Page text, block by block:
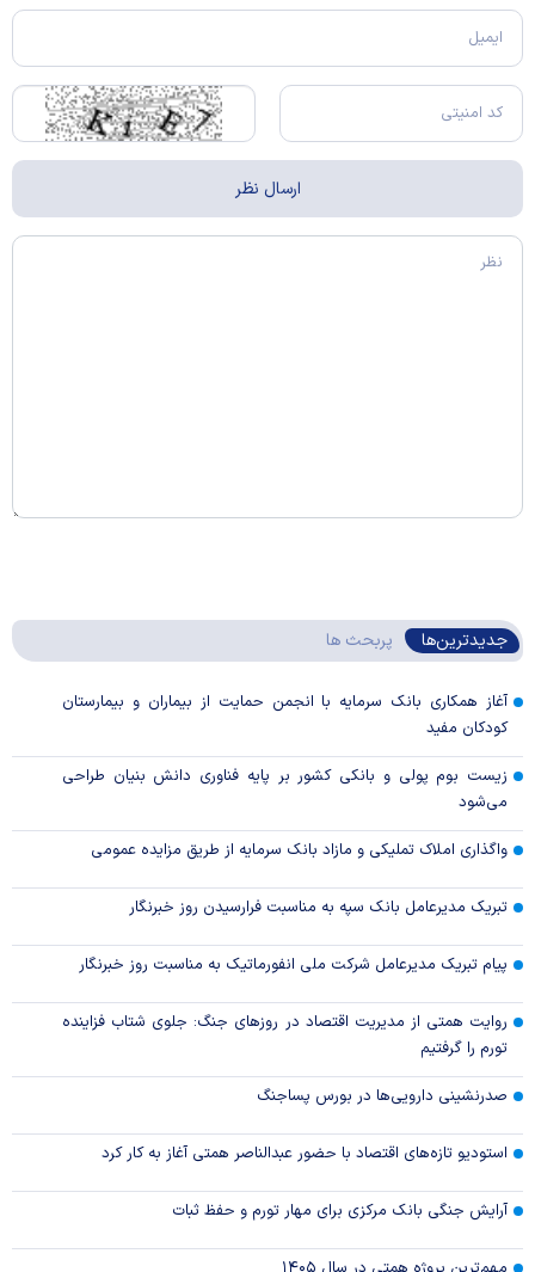
جدیدترین‌ها پربحث ها
آغاز همکاری بانک سرمایه با انجمن حمایت از بیماران و بیمارستان
کودکان مفید
زیست بوم پولی و بانکی کشور بر پایه فناوری دانش بنیان طراحی
می‌شود
واگذاری املاک تملیکی و مازاد بانک سرمایه از طریق مزایده عمومی
تبریک مدیرعامل بانک سپه به مناسبت فرارسیدن روز خبرنگار
پیام تبریک مدیرعامل شرکت ملی انفورماتیک به مناسبت روز خبرنگار
روایت همتی از مدیریت اقتصاد در روزهای جنگ: جلوی شتاب فزاینده
تورم را گرفتیم
صدرنشینی دارویی‌ها در بورس پساجنگ
استودیو تازه‌های اقتصاد با حضور عبدالناصر همتی آغاز به کار کرد
آرایش جنگی بانک مرکزی برای مهار تورم و حفظ ثبات